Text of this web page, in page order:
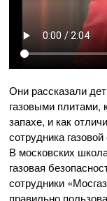
Они рассказали
газовыми плитами,
запахе, и как
сотрудника
В московских
газовая
сотрудники
правильно